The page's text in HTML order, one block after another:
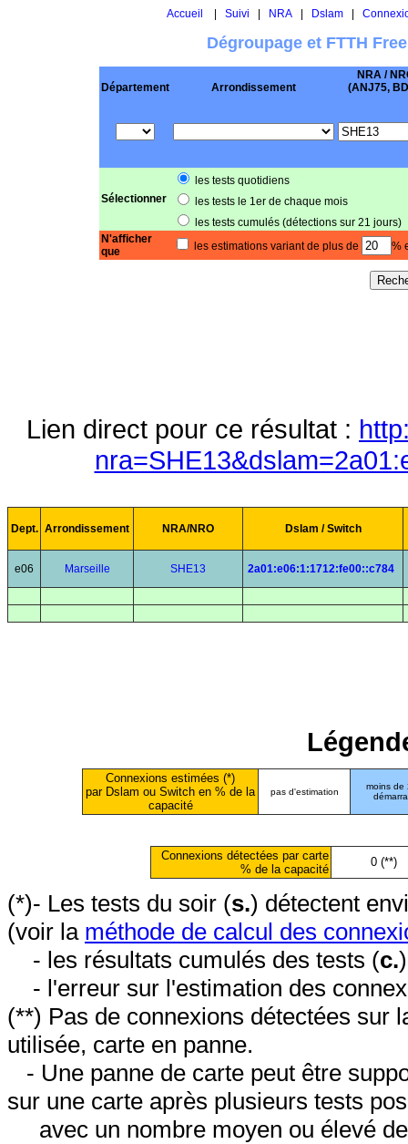
Accueil Suivi NRA| Dslam|
Dégroupage et FTTH
Département Arrondissement
NRA /
(ANJ75,
Sélectionner
les tests quotidiens
les tests le 1er de chaque mois
les tests cumulés (détections sur 21 jours)
N'afficher
que
les estimations variant de plus de %
Lien direct pour ce résultat :
Dept. Arrondissement NRA/NRO Dslam / Switch
e06 Marseille SHE13 2a01:e06:1:1712:fe00::c784
Connexions estimées (*)
par Dslam ou Switch en % de la
capacité
pas d'estimation
moins de
Connexions détectées par carte
% de la capacité
0 (**)
(*)- Les tests du soir (s.) détectent
(voir la méthode de calcul des
- les résultats cumulés des tests (c.
- l'erreur sur l'estimation des
(**) Pas de connexions détectées sur
utilisée, carte en panne.
- Une panne de carte peut être
sur une carte après plusieurs tests
avec un nombre moyen ou élevé